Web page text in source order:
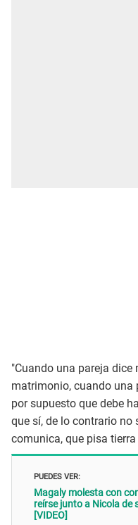
"Cuando una pareja dice
matrimonio, cuando una
por supuesto que debe
que sí, de lo contrario no
comunica, que pisa
PUEDES VER:
Magaly molesta con
reírse junto a Nicola de
[VIDEO]